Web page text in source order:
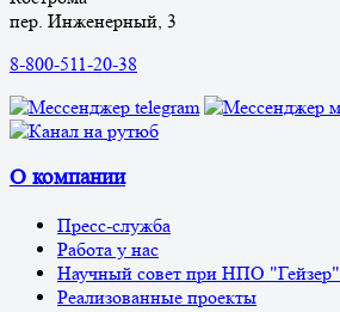
пер. Инженерный, 3
8-800-511-20-38
О компании
Пресс-служба
Работа у нас
Научный совет при НПО "Гейзер"
Реализованные проекты